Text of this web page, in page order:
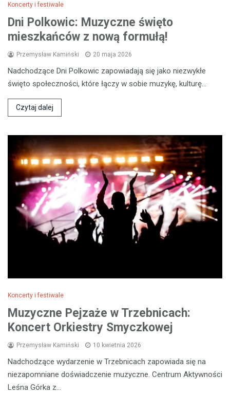
Koncerty i festiwale
Dni Polkowic: Muzyczne święto
mieszkańców z nową formułą!
Przemysław Kamiński 20 maja 2026
Nadchodzące Dni Polkowic zapowiadają się jako niezwykłe
święto społeczności, które łączy w sobie muzykę, kulturę…
Czytaj dalej
Koncerty i festiwale
Muzyczne Pejzaże w Trzebnicach:
Koncert Orkiestry Smyczkowej
Przemysław Kamiński 10 kwietnia 2026
Nadchodzące wydarzenie w Trzebnicach zapowiada się na
niezapomniane doświadczenie muzyczne. Centrum Aktywności
Leśna Górka z…